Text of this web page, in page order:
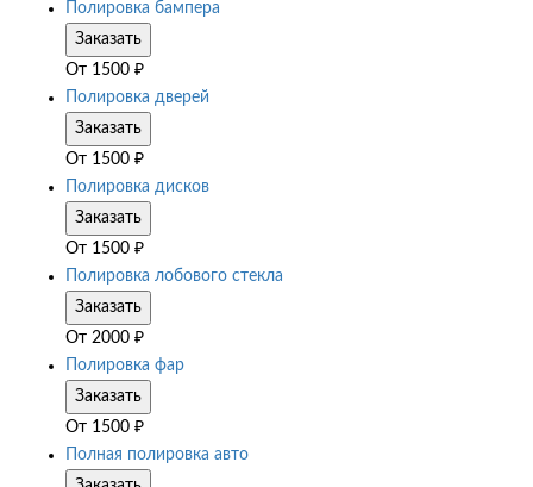
Полировка бампера
Заказать
От 1500 ₽
Полировка дверей
Заказать
От 1500 ₽
Полировка дисков
Заказать
От 1500 ₽
Полировка лобового стекла
Заказать
От 2000 ₽
Полировка фар
Заказать
От 1500 ₽
Полная полировка авто